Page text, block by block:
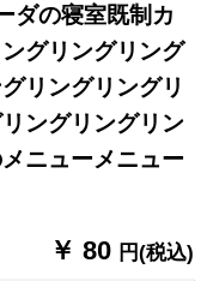
ダの寝室既制カ
グリングリング
リングリングリ
ングリングリン
ニューメニュー
￥ 80 円(税込)